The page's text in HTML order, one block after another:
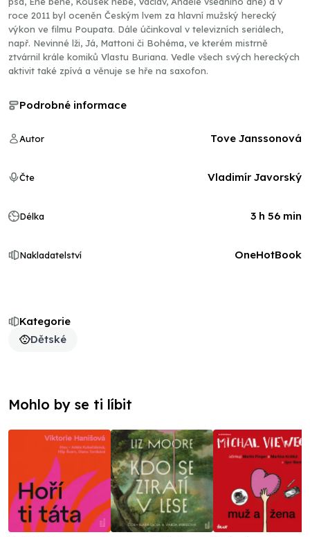
roce 2011 byl oceněn Českým lvem za hlavní mužský herecký
výkon ve filmu Poupata. Dále účinkoval v televizních seriálech,
např. Nevinné lži, Já, Mattoni či Bohéma, ve kterém mistrně
ztvárnil krále komiků Vlastu Buriana. Vedle všech svých hereckých
aktivit také zpívá a věnuje se hře na saxofon.
Kategorie
Dětské
Podrobné informace
Autor Tove Janssonová
Čte Vladimír Javorský
Délka 3 h 56 min
Nakladatelství OneHotBook
Mohlo by se ti líbit